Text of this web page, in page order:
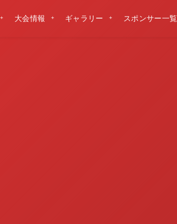
大会情報 ギャラリー スポンサー一覧